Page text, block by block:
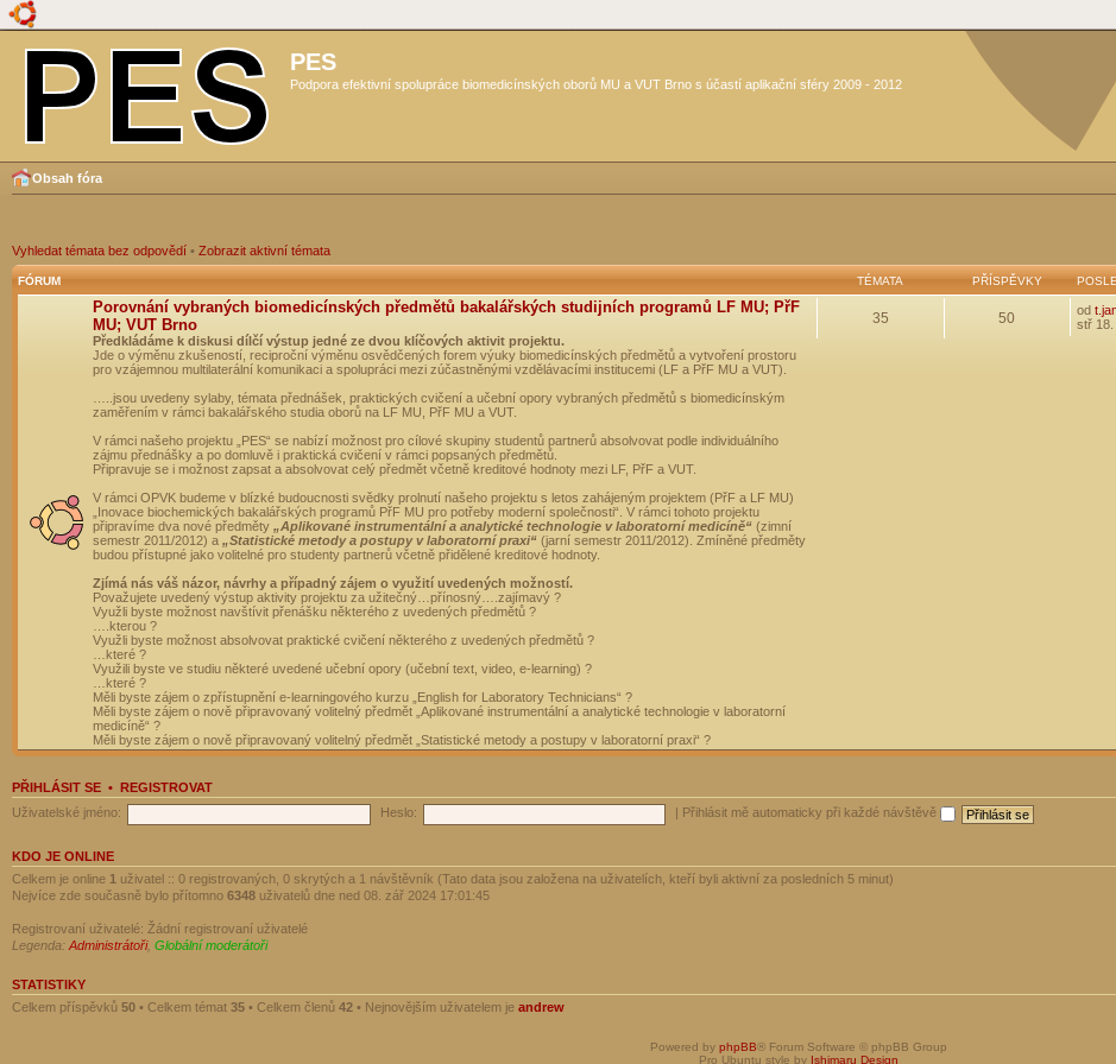
PES
Podpora efektivní spolupráce biomedicínských oborů MU a VUT Brno s účastí aplikační sféry 2009 - 2012
Obsah fóra
Vyhledat témata bez odpovědí • Zobrazit aktivní témata
FÓRUM TÉMATA PŘÍSPĚVKY
Porovnání vybraných biomedicínských předmětů bakalářských studijních programů LF MU; PřF
MU; VUT Brno
Předkládáme k diskusi dílčí výstup jedné ze dvou klíčových aktivit projektu.
Jde o výměnu zkušeností, reciproční výměnu osvědčených forem výuky biomedicínských předmětů a vytvoření prostoru
pro vzájemnou multilaterální komunikaci a spolupráci mezi zúčastněnými vzdělávacími institucemi (LF a PřF MU a VUT).
…..jsou uvedeny sylaby, témata přednášek, praktických cvičení a učební opory vybraných předmětů s biomedicínským
zaměřením v rámci bakalářského studia oborů na LF MU, PřF MU a VUT.
V rámci našeho projektu „PES“ se nabízí možnost pro cílové skupiny studentů partnerů absolvovat podle individuálního
zájmu přednášky a po domluvě i praktická cvičení v rámci popsaných předmětů.
Připravuje se i možnost zapsat a absolvovat celý předmět včetně kreditové hodnoty mezi LF, PřF a VUT.
V rámci OPVK budeme v blízké budoucnosti svědky prolnutí našeho projektu s letos zahájeným projektem (PřF a LF MU)
„Inovace biochemických bakalářských programů PřF MU pro potřeby moderní společnosti“. V rámci tohoto projektu
připravíme dva nové předměty „Aplikované instrumentální a analytické technologie v laboratorní medicíně“ (zimní
semestr 2011/2012) a „Statistické metody a postupy v laboratorní praxi“ (jarní semestr 2011/2012). Zmíněné předměty
budou přístupné jako volitelné pro studenty partnerů včetně přidělené kreditové hodnoty.
Zjímá nás váš názor, návrhy a případný zájem o využití uvedených možností.
Považujete uvedený výstup aktivity projektu za užitečný…přínosný….zajímavý ?
Využli byste možnost navštívit přenášku některého z uvedených předmětů ?
….kterou ?
Využli byste možnost absolvovat praktické cvičení některého z uvedených předmětů ?
…které ?
Využili byste ve studiu některé uvedené učební opory (učební text, video, e-learning) ?
…které ?
Měli byste zájem o zpřístupnění e-learningového kurzu „English for Laboratory Technicians“ ?
Měli byste zájem o nově připravovaný volitelný předmět „Aplikované instrumentální a analytické technologie v laboratorní
medicíně“ ?
Měli byste zájem o nově připravovaný volitelný předmět „Statistické metody a postupy v laboratorní praxi“ ?
35 50 od
stř 18.
PŘIHLÁSIT SE • REGISTROVAT
Uživatelské jméno:
Heslo: Přihlásit mě automaticky při každé návštěvě
KDO JE ONLINE
Celkem je online 1 uživatel :: 0 registrovaných, 0 skrytých a 1 návštěvník (Tato data jsou založena na uživatelích, kteří byli aktivní za posledních 5 minut)
Nejvíce zde současně bylo přítomno 6348 uživatelů dne ned 08. zář 2024 17:01:45
Registrovaní uživatelé: Žádní registrovaní uživatelé
Legenda: Administrátoři, Globální moderátoři
STATISTIKY
Celkem příspěvků 50 • Celkem témat 35 • Celkem členů 42 • Nejnovějším uživatelem je andrew
Powered by phpBB® Forum Software © phpBB Group
Pro Ubuntu style by Ishimaru Design